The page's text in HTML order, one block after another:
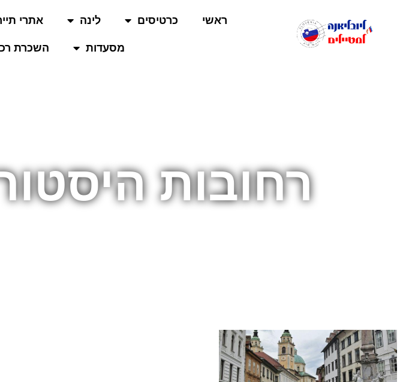
ראשי כרטיסים לינה אתרי
מסעדות השכרת
רחובות